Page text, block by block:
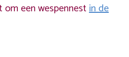
een wespennestin de